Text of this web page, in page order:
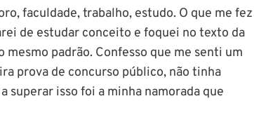
faculdade, trabalho, estudo. O que me fez
de estudar conceito e foquei no texto da
padrão. Confesso que me senti um
prova de concurso público, não tinha
superar isso foi a minha namorada que